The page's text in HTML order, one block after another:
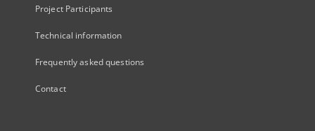
Project Participants
Technical information
Frequently asked questions
Contact